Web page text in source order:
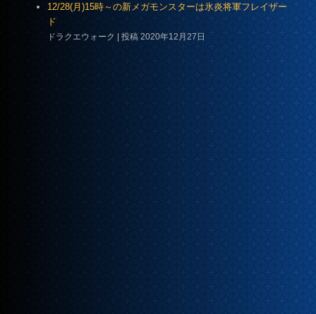
12/28(月)15時～の新メガモンスターは氷炎将軍フレイザー
ド
ドラクエウォーク 投稿 2020年12月27日